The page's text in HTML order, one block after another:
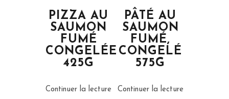
PIZZA AU
SAUMON
FUMÉ
CONGELÉE
425G
Continuer la lecture
PÂTÉ AU
SAUMON
FUMÉ,
CONGELÉ
575G
Continuer la lecture